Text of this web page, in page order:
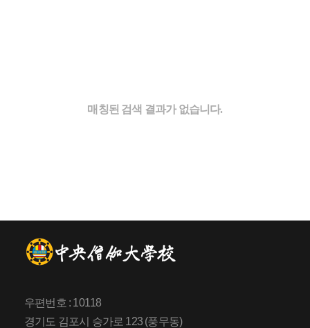
매칭된 검색 결과가 없습니다.
우편번호 : 10118
경기도 김포시 승가로 123 (풍무동)